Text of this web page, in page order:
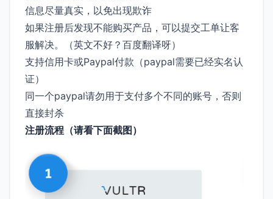
信息尽量真实，以免出现欺诈
如果注册后发现不能购买产品，可以提交工单让客
服解决。（英文不好？百度翻译呀）
支持信用卡或Paypal付款（paypal需要已经实名认
证）
同一个paypal请勿用于支付多个不同的账号，否则
直接封杀
注册流程（请看下面截图）